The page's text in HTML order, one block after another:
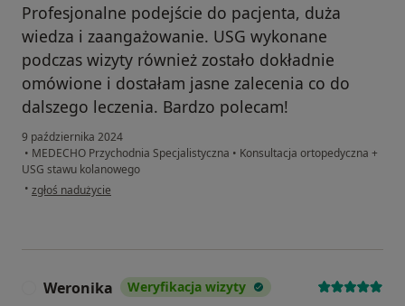
Profesjonalne podejście do pacjenta, duża
wiedza i zaangażowanie. USG wykonane
podczas wizyty również zostało dokładnie
omówione i dostałam jasne zalecenia co do
dalszego leczenia. Bardzo polecam!
9 października 2024
• MEDECHO Przychodnia Specjalistyczna • Konsultacja ortopedyczna +
USG stawu kolanowego
• w opinii użytkownika Weronika
zgłoś nadużycie
Weronika Weryfikacja wizyty